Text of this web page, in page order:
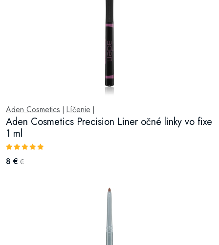
Aden Cosmetics Líčenie
Aden Cosmetics Precision Liner očné linky vo fixe
1 ml
8 € €